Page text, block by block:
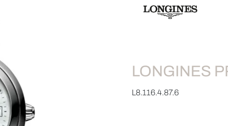
LONGINES
L8.116.4.87.6